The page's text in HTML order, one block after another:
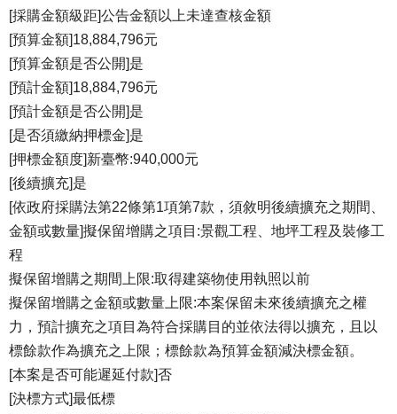
[採購金額級距]公告金額以上未達查核金額
[預算金額]18,884,796元
[預算金額是否公開]是
[預計金額]18,884,796元
[預計金額是否公開]是
[是否須繳納押標金]是
[押標金額度]新臺幣:940,000元
[後續擴充]是
[依政府採購法第22條第1項第7款，須敘明後續擴充之期間、
金額或數量]擬保留增購之項目:景觀工程、地坪工程及裝修工
程
擬保留增購之期間上限:取得建築物使用執照以前
擬保留增購之金額或數量上限:本案保留未來後續擴充之權
力，預計擴充之項目為符合採購目的並依法得以擴充，且以
標餘款作為擴充之上限；標餘款為預算金額減決標金額。
[本案是否可能遲延付款]否
[決標方式]最低標